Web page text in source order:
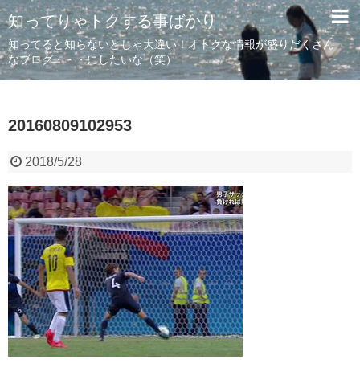
知ってりゃトクする事ばかり
知ってると知らないとじゃ大違い！オトクな情報が盛りだくさん
なブログ・・・にしたいな（笑）
20160809102953
2018/5/28